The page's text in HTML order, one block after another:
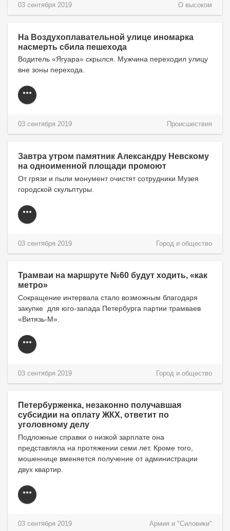
О высоком
03 сентября 2019
На Воздухоплавательной улице иномарка
насмерть сбила пешехода
Водитель «Ягуара» скрылся. Мужчина переходил улицу
вне зоны перехода.
Происшествия
03 сентября 2019
Завтра утром памятник Александру Невскому
на одноименной площади промоют
От грязи и пыли монумент очистят сотрудники Музея
городской скульптуры.
Город и общество
03 сентября 2019
Трамваи на маршруте №60 будут ходить, «как
метро»
Сокращение интервала стало возможным благодаря
закупке для юго-запада Петербурга партии трамваев
«Витязь-М».
Город и общество
03 сентября 2019
Петербурженка, незаконно получавшая
субсидии на оплату ЖКХ, ответит по
уголовному делу
Подложные справки о низкой зарплате она
представляла на протяжении семи лет. Кроме того,
мошеннице вменяется получение от администрации
двух квартир.
Армия и "Силовики"
03 сентября 2019